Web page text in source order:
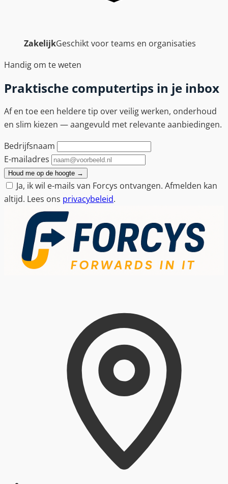
ZakelijkGeschikt voor teams en organisaties
Handig om te weten
Praktische computertips in je inbox
Af en toe een heldere tip over veilig werken, onderhoud
en slim kiezen — aangevuld met relevante aanbiedingen.
Bedrijfsnaam
E-mailadres
Houd me op de hoogte →
Ja, ik wil e-mails van Forcys ontvangen. Afmelden kan
altijd. Lees ons privacybeleid.